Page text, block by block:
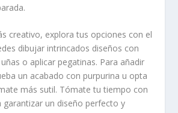
creativo, explora tus opciones con el
dibujar intrincados diseños con
o aplicar pegatinas. Para añadir
un acabado con purpurina u opta
más sutil. Tómate tu tiempo con
garantizar un diseño perfecto y